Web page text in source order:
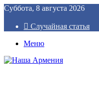
Суббота, 8 августа 2026
Случайная статья
Меню